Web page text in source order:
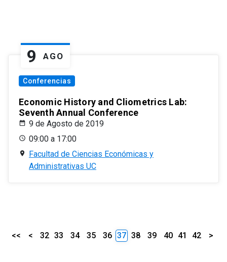
9 AGO
Conferencias
Economic History and Cliometrics Lab:
Seventh Annual Conference
9 de Agosto de 2019
09:00 a 17:00
Facultad de Ciencias Económicas y
Administrativas UC
<< < 32 33 34 35 36 37 38 39 40 41 42 >